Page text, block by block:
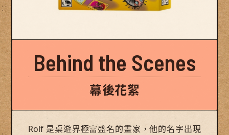
Behind the Scenes
幕後花絮
Rolf 是桌遊界極富盛名的畫家，他的名字出現